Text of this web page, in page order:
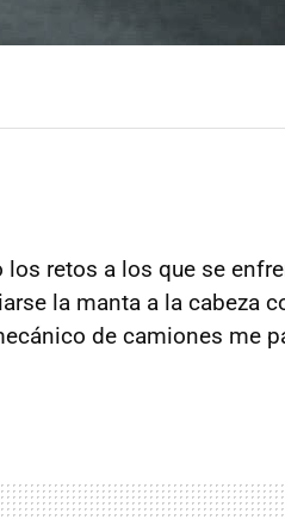
los retos a los que se
la manta a la cabeza
de camiones me